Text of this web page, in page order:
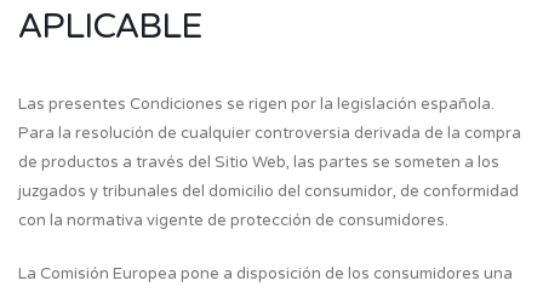
APLICABLE
Las presentes Condiciones se rigen por la legislación española.
Para la resolución de cualquier controversia derivada de la compra
de productos a través del Sitio Web, las partes se someten a los
juzgados y tribunales del domicilio del consumidor, de conformidad
con la normativa vigente de protección de consumidores.
La Comisión Europea pone a disposición de los consumidores una